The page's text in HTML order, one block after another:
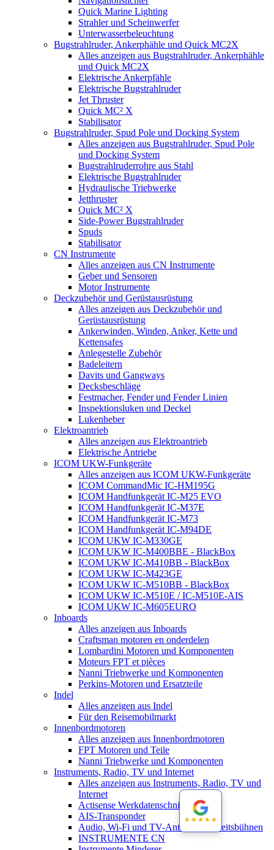
Quick Marine Lighting
Strahler und Scheinwerfer
Unterwasserbeleuchtung
Bugstrahlruder, Ankerphähle und Quick MC2X
Alles anzeigen aus Bugstrahlruder, Ankerphähle
und Quick MC2X
Elektrische Ankerpfähle
Elektrische Bugstrahlruder
Jet Thruster
Quick MC² X
Stabilisator
Bugstrahlruder, Spud Pole und Docking System
Alles anzeigen aus Bugstrahlruder, Spud Pole
und Docking System
Bugstrahlruderrohre aus Stahl
Elektrische Bugstrahlruder
Hydraulische Triebwerke
Jetthruster
Quick MC² X
Side-Power Bugstrahlruder
Spuds
Stabilisator
CN Instrumente
Alles anzeigen aus CN Instrumente
Geber und Sensoren
Motor Instrumente
Deckzubehör und Gerüstausrüstung
Alles anzeigen aus Deckzubehör und
Gerüstausrüstung
Ankerwinden, Winden, Anker, Kette und
Kettensafes
Anlegestelle Zubehör
Badeleitern
Davits und Gangways
Decksbeschläge
Festmacher, Fender und Fender Linien
Inspektionsluken und Deckel
Lukenheber
Elektroantrieb
Alles anzeigen aus Elektroantrieb
Elektrische Antriebe
ICOM UKW-Funkgeräte
Alles anzeigen aus ICOM UKW-Funkgeräte
ICOM CommandMic IC-HM195G
ICOM Handfunkgerät IC-M25 EVO
ICOM Handfunkgerät IC-M37E
ICOM Handfunkgerät IC-M73
ICOM Handfunkgerät IC-M94DE
ICOM UKW IC-M330GE
ICOM UKW IC-M400BBE - BlackBox
ICOM UKW IC-M410BB - BlackBox
ICOM UKW IC-M423GE
ICOM UKW IC-M510BB - BlackBox
ICOM UKW IC-M510E / IC-M510E-AIS
ICOM UKW IC-M605EURO
Inboards
Alles anzeigen aus Inboards
Craftsman motoren en onderdelen
Lombardini Motoren und Komponenten
Moteurs FPT et pièces
Nanni Triebwerke und Komponenten
Perkins-Motoren und Ersatzteile
Indel
Alles anzeigen aus Indel
Für den Reisemobilmarkt
Innenbordmotoren
Alles anzeigen aus Innenbordmotoren
FPT Motoren und Teile
Nanni Triebwerke und Komponenten
Instruments, Radio, TV und Internet
Alles anzeigen aus Instruments, Radio, TV und
Internet
Actisense Werkdatenschnitt
AIS-Transponder
Audio, Wi-Fi und TV-Antennen-Arbeitsbühnen
INSTRUMENTE CN
★★★★★
★★★★★